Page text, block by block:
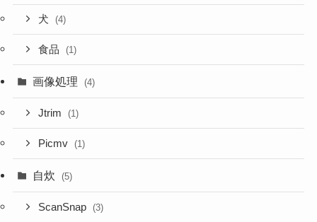
犬 (4)
食品 (1)
画像処理 (4)
Jtrim (1)
Picmv (1)
自炊 (5)
ScanSnap (3)